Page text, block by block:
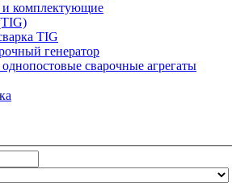
и комплектующие
TIG
генератор
сварочные агрегаты